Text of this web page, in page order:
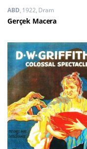
ABD 1922 Dram
Gerçek Macera